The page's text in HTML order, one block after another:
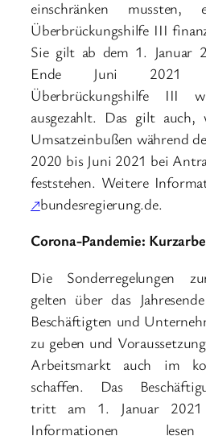
einschränken
Überbrückungshilfe III
Sie gilt ab dem 1. Januar
Ende Juni 2021
Überbrückungshilfe III
ausgezahlt. Das gilt auch,
Umsatzeinbußen während
2020 bis Juni 2021 bei
feststehen. Weitere
↗bundesregierung.de.
Corona-Pandemie:
Die Sonderregelungen
gelten über das
Beschäftigten und
zu geben und
Arbeitsmarkt auch im
schaffen. Das
tritt am 1. Januar
Informationen